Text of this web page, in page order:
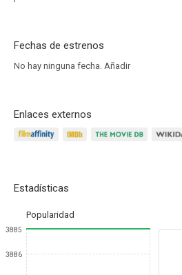
Fechas de estrenos
No hay ninguna fecha. Añadir
Enlaces externos
Estadísticas
Popularidad
3885
3886